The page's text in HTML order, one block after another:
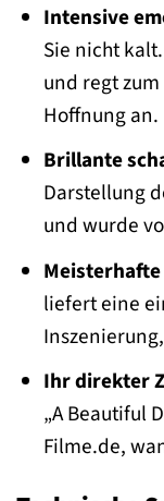
Intensive
Sie nicht
und regt
Hoffnung an.
Brillante
Darstellung
und wurde
Meisterhafte
liefert eine
Ihr direkter
„A Beautiful
Filme.de,